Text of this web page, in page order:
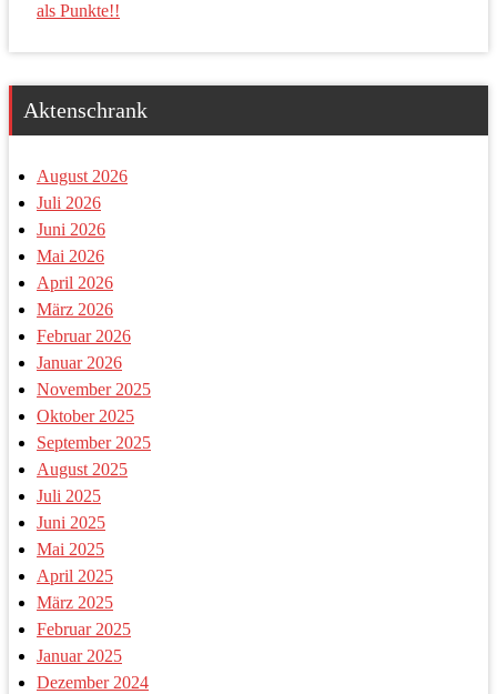
als Punkte!!
Aktenschrank
August 2026
Juli 2026
Juni 2026
Mai 2026
April 2026
März 2026
Februar 2026
Januar 2026
November 2025
Oktober 2025
September 2025
August 2025
Juli 2025
Juni 2025
Mai 2025
April 2025
März 2025
Februar 2025
Januar 2025
Dezember 2024